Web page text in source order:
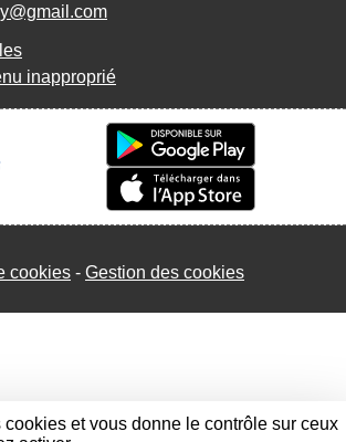
inapproprié
cookies Gestion des cookies
et vous donne le contrôle sur ceux